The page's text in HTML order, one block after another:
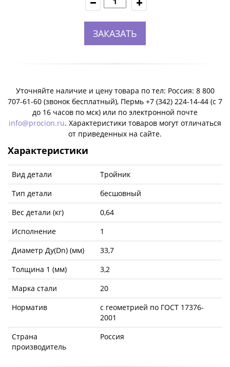
ЗАКАЗАТЬ
Уточняйте наличие и цену товара по тел: Россия: 8 800
707-61-60 (звонок бесплатный), Пермь +7 (342) 224-14-44 (c 7
до 16 часов по мск) или по электронной почте
info@procion.ru. Характеристики товаров могут отличаться
от приведенных на сайте.
Характеристики
Вид детали
Тройник
Тип детали
бесшовный
Вес детали (кг)
0,64
Исполнение
1
Диаметр Ду(Dn) (мм)
33,7
Толщина 1 (мм)
3,2
Марка стали
20
Норматив
с геометрией по ГОСТ 17376-
2001
Страна
производитель
Россия